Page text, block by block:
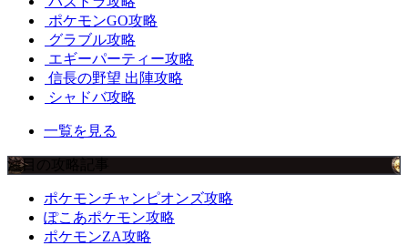
ポケモンGO攻略
グラブル攻略
エギーパーティー攻略
信長の野望 出陣攻略
シャドバ攻略
一覧を見る
注目の攻略記事
ポケモンチャンピオンズ攻略
ぽこあポケモン攻略
ポケモンZA攻略